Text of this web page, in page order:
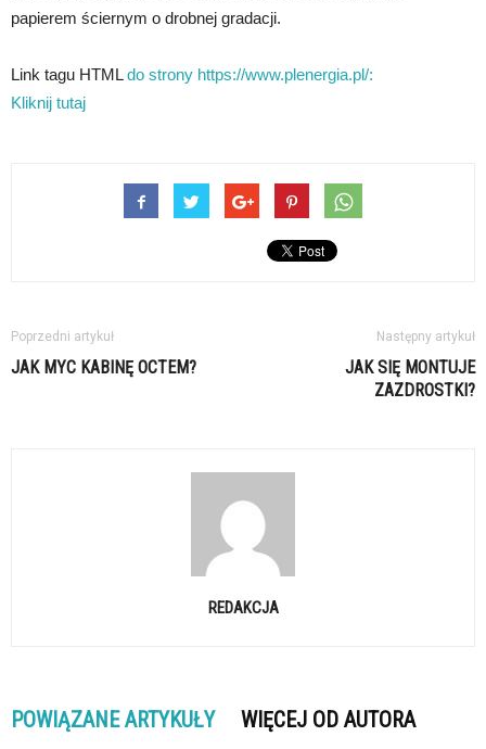
papierem ściernym o drobnej gradacji.
Link tagu HTMLdo strony https://www.plenergia.pl/:
Kliknij tutaj
Poprzedni artykuł
JAK MYC KABINĘ OCTEM?
Następny artykuł
JAK SIĘ MONTUJE
ZAZDROSTKI?
REDAKCJA
POWIĄZANE ARTYKUŁY WIĘCEJ OD AUTORA